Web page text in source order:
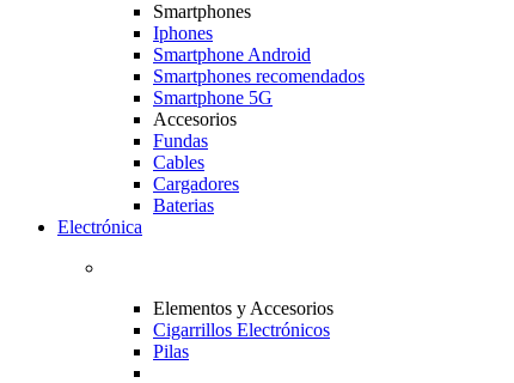
Smartphones
Iphones
Smartphone Android
Smartphones recomendados
Smartphone 5G
Accesorios
Fundas
Cables
Cargadores
Baterias
Electrónica
Elementos y Accesorios
Cigarrillos Electrónicos
Pilas